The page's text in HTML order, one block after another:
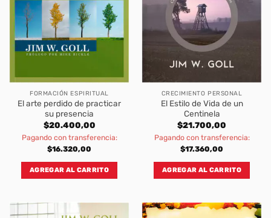
FORMACIÓN ESPIRITUAL
El arte perdido de practicar
su presencia
$20.400,00
Pagando con transferencia:
$16.320,00
AGREGAR AL CARRITO
CRECIMIENTO PERSONAL
El Estilo de Vida de un
Centinela
$21.700,00
Pagando con transferencia:
$17.360,00
AGREGAR AL CARRITO